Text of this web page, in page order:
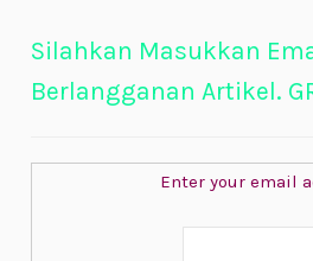
Silahkan Masukkan
Berlangganan Artikel.
Enter your email